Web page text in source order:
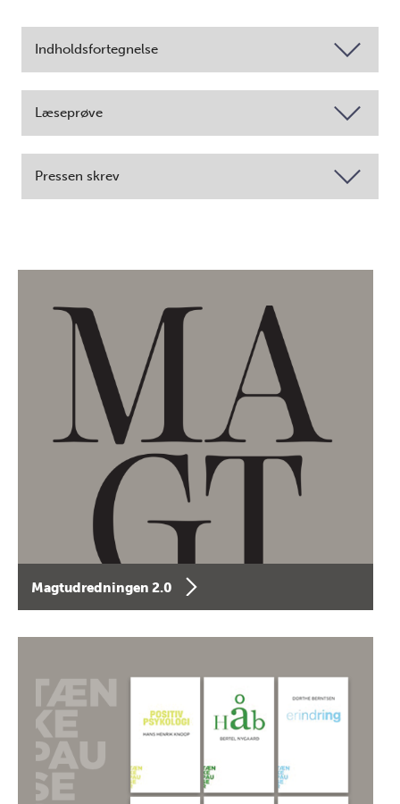
Indholdsfortegnelse
Læseprøve
Pressen skrev
Magtudredningen 2.0